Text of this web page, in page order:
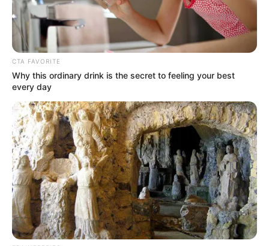
CTA FAVORITE
Why this ordinary drink is the secret to feeling your best
every day